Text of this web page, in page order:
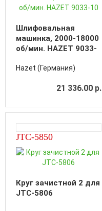
Шлифовальная
машинка, 2000-18000
об/мин. HAZET 9033-
Hazet (Германия)
21 336.00 р.
JTC-5850
Круг зачистной 2 для
JTC-5806